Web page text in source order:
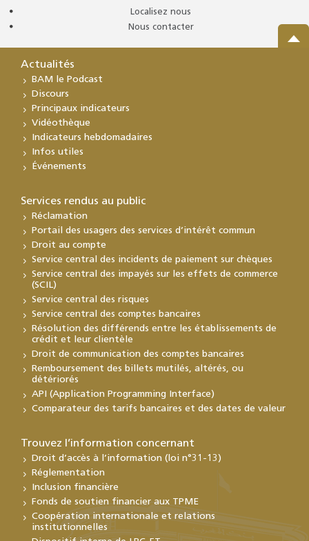
Localisez nous
Nous contacter
Actualités
BAM le Podcast
Discours
Principaux indicateurs
Vidéothèque
Indicateurs hebdomadaires
Infos utiles
Événements
Services rendus au public
Réclamation
Portail des usagers des services d’intérêt commun
Droit au compte
Service central des incidents de paiement sur chèques
Service central des impayés sur les effets de commerce
(SCIL)
Service central des risques
Service central des comptes bancaires
Résolution des différends entre les établissements de
crédit et leur clientèle
Droit de communication des comptes bancaires
Remboursement des billets mutilés, altérés, ou
détériorés
API (Application Programming Interface)
Comparateur des tarifs bancaires et des dates de valeur
Trouvez l’information concernant
Droit d’accès à l’information (loi n°31-13)
Réglementation
Inclusion financière
Fonds de soutien financier aux TPME
Coopération internationale et relations
institutionnelles